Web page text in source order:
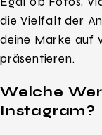
die Vielfalt der
deine Marke auf
präsentieren.
Welche
Instagram?